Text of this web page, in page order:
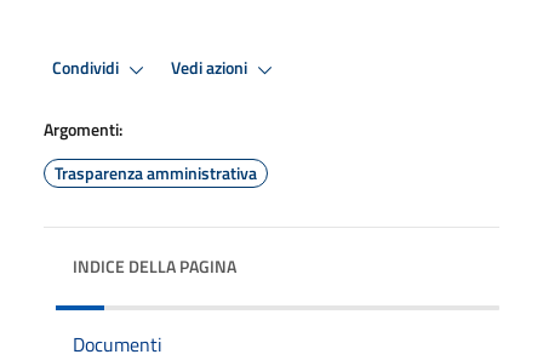
Condividi Vedi azioni
Argomenti:
Trasparenza amministrativa
INDICE DELLA PAGINA
Documenti